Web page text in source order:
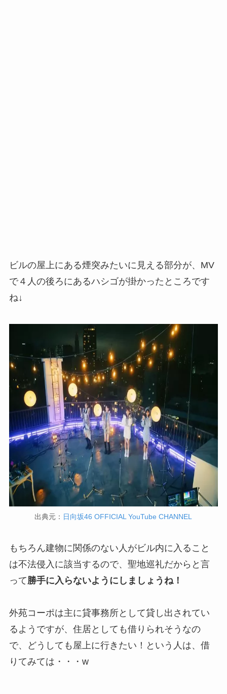
ビルの屋上にある煙突みたいに見える部分が、MV
で４人の後ろにあるハシゴが掛かったところです
ね↓
出典元： 日向坂46 OFFICIAL YouTube CHANNEL
もちろん建物に関係のない人がビル内に入ること
は不法侵入に該当するので、聖地巡礼だからと言
って勝手に入らないようにしましょうね！
外苑コーポは主に貸事務所として貸し出されてい
るようですが、住居としても借りられそうなの
で、どうしても屋上に行きたい！という人は、借
りてみては・・・w